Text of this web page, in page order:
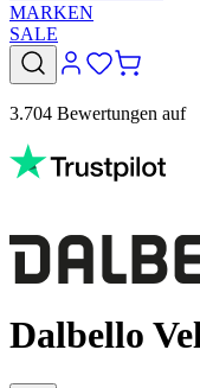
MARKEN
SALE
3.704 Bewertungen auf
Dalbello